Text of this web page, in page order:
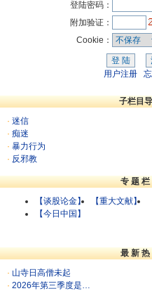
登陆密码：
附加验证：
Cookie：
用户注册
子栏目
· 迷信
· 痴迷
· 暴力行为
· 反邪教
专 题 栏
【谈股论金】
【重大文献】
【今日中国】
最 新 热
· 山寺日高僧未起
· 2026年第三季度是…